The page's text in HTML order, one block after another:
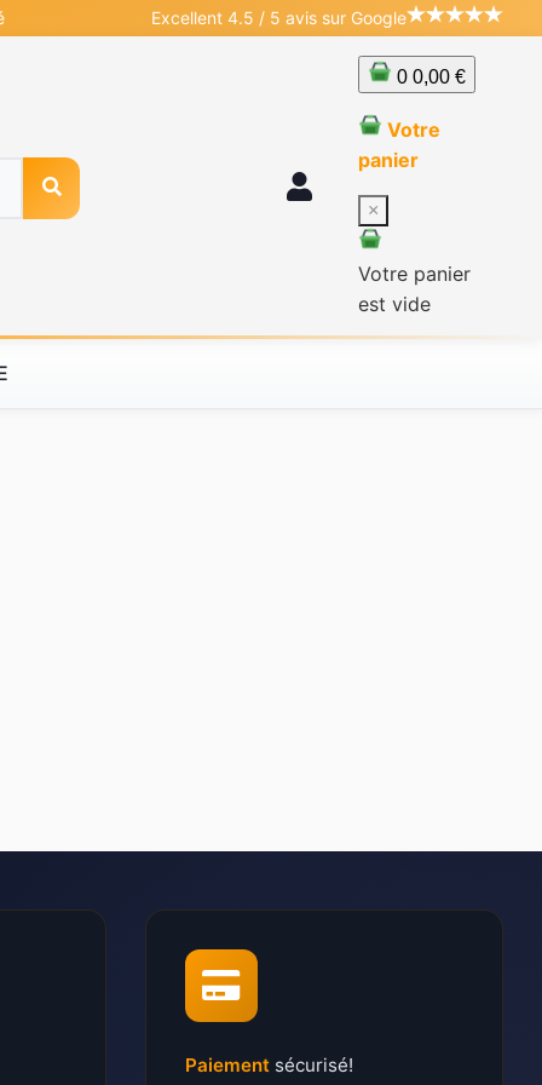
Excellent 4.5 / 5 avis sur Google
0 0,00 €
Votre
panier
×
Votre panier
est vide
Paiement sécurisé!